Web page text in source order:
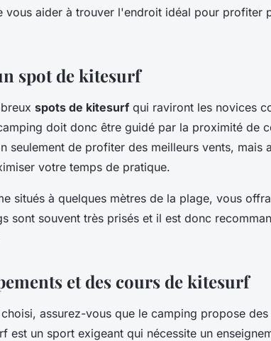
vous aider à trouver l'endroit idéal pour profiter
spot de kitesurf
spots de kitesurf qui raviront les novices
doit donc être guidé par la proximité de
seulement de profiter des meilleurs vents, mais
votre temps de pratique.
situés à quelques mètres de la plage, vous
sont souvent très prisés et il est donc
et des cours de kitesurf
choisi, assurez-vous que le camping propose
est un sport exigeant qui nécessite un